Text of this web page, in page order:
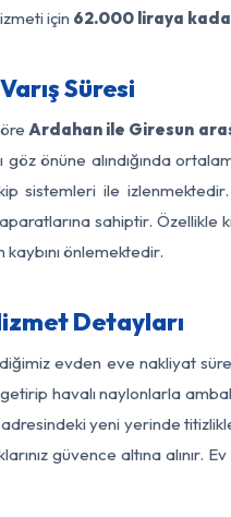
için 62.000 liraya
Süresi
Ardahan ile Giresun
göz önüne alındığında
sistemleri ile
sahiptir.
önlemektedir.
Detayları
evden eve nakliyat
havalı naylonlarla
yeni yerinde
güvence altına